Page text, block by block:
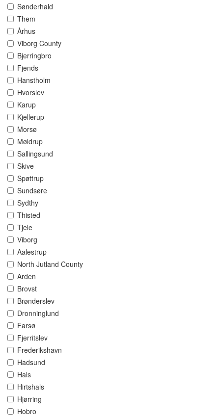
Sønderhald
Them
Århus
Viborg County
Bjerringbro
Fjends
Hanstholm
Hvorslev
Karup
Kjellerup
Morsø
Møldrup
Sallingsund
Skive
Spøttrup
Sundsøre
Sydthy
Thisted
Tjele
Viborg
Aalestrup
North Jutland County
Arden
Brovst
Brønderslev
Dronninglund
Farsø
Fjerritslev
Frederikshavn
Hadsund
Hals
Hirtshals
Hjørring
Hobro